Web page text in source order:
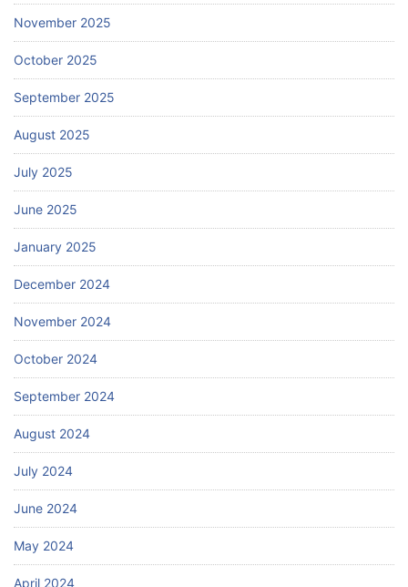
November 2025
October 2025
September 2025
August 2025
July 2025
June 2025
January 2025
December 2024
November 2024
October 2024
September 2024
August 2024
July 2024
June 2024
May 2024
April 2024